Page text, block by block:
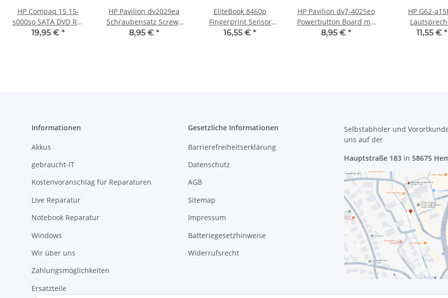
HP Compaq 15 15-
s000so SATA DVD RW
Laufwerk Ultra Slim
19,95 € *
HP Pavilion dv2029ea
Schraubensatz Screws
Set #2593
8,95 € *
EliteBook 8460p
Fingerprint Sensor
Board mit Kabel
16,55 € *
HP Pavilion dv7-4025eo
Powerbutton Board mit
Kabel DA0LX7PB4B0
8,95 € *
HP G62-
Soundspeaker
11,55 € *
Informationen
Akkus
gebraucht-IT
Kostenvoranschlag für Reparaturen
Live Reparatur
Notebook Reparatur
Windows
Wir über uns
Zahlungsmöglichkeiten
Ersatzteile
Gesetzliche Informationen
Barrierefreiheitserklärung
Datenschutz
AGB
Sitemap
Impressum
Batteriegesetzhinweise
Widerrufsrecht
Selbstabholer und
uns auf der
Hauptstraße 183 in 58675